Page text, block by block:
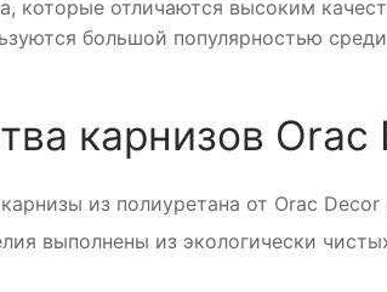
которые отличаются высоким
большой популярностью
карнизов Orac
из полиуретана от Orac
выполнены из экологически